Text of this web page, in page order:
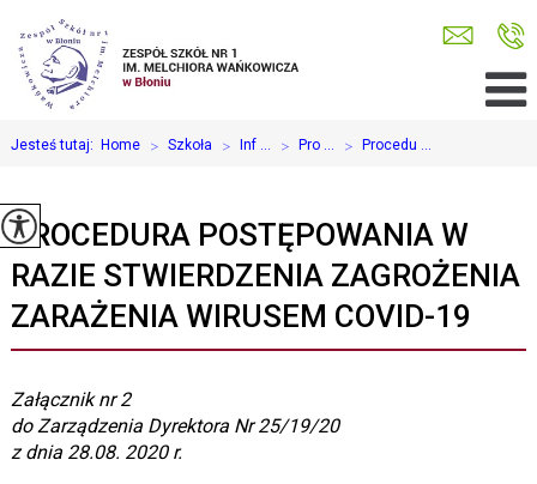
Jesteś tutaj: Home > Szkoła > Inf ... > Pro ... > Procedu ...
PROCEDURA POSTĘPOWANIA W
RAZIE STWIERDZENIA ZAGROŻENIA
ZARAŻENIA WIRUSEM COVID-19
Załącznik nr 2
do Zarządzenia Dyrektora Nr 25/19/20
z dnia 28.08. 2020 r.